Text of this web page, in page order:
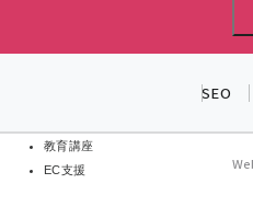
教育講座
EC支援
SEO